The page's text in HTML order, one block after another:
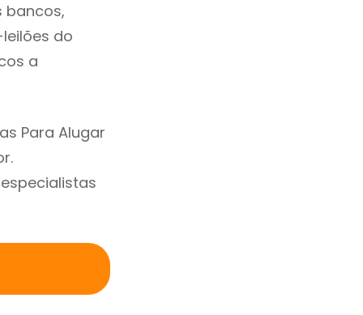
bancos,
do
a
Para Alugar